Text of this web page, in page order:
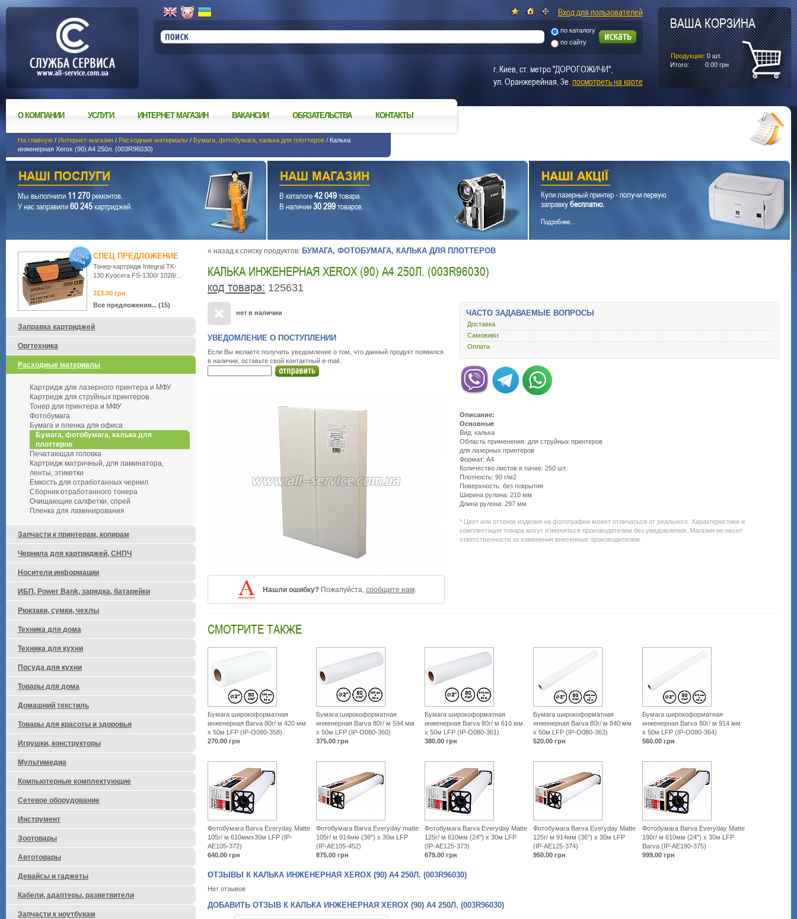
О КОМПАНИИ УСЛУГИ ИНТЕРНЕТ МАГАЗИН ВАКАНСИИ ОБЯЗАТЕЛЬСТВА КОНТАКТЫ
На главную / Интернет-магазин / Расходные материалы / Бумага, фотобумага, калька для плоттеров / Калька
инженерная Xerox (90) A4 250л. (003R96030)
Мы выполнили11 270ремонтов.
У нас заправили60 245картриджей.
В каталоге42 049товара.
В наличии30 299товаров.
Купи лазерный принтер - получи первую
заправкубесплатно.
Подробнее...
« назад к списку продуктов: БУМАГА, ФОТОБУМАГА, КАЛЬКА ДЛЯ ПЛОТТЕРОВ
КАЛЬКА ИНЖЕНЕРНАЯ XEROX (90) A4 250Л. (003R96030)
код товара: 125631
нет в наличии
УВЕДОМЛЕНИЕ О ПОСТУПЛЕНИИ
Если Вы желаете получить уведомление о том, что данный продукт появился
в наличии, оставьте свой контактный e-mail.
Нашли ошибку? Пожалуйста, сообщите нам.
ЧАСТО ЗАДАВАЕМЫЕ ВОПРОСЫ
Доставка
Самовивіз
Оплата
Описание:
Основные
Вид: калька
Область применения: для струйных принтеров
для лазерных принтеров
Формат: А4
Количество листов в пачке: 250 шт.
Плотность: 90 г/м2
Поверхность: без покрытия
Ширина рулона: 210 мм
Длина рулона: 297 мм
service.com.uacatalog/1119-
rashodnye-
materialy/1120-
* Цвет или оттенок изделия на фотографии может отличаться от реального. Характеристики и
комплектация товара могут изменяться производителем без уведомления. Магазин не несет
ответственности за изменения внесенные производителем.
СМОТРИТЕ ТАКЖЕ
Бумага широкоформатная
инженерная Barva 80г/ м 420 мм
x 50м LFP (IP-O080-358)
Бумага широкоформатная
инженерная Barva 80г/ м 594 мм
x 50м LFP (IP-O080-360)
Бумага широкоформатная
инженерная Barva 80г/ м 610 мм
x 50м LFP (IP-O080-361)
Бумага широкоформатная
инженерная Barva 80г/ м 840 мм
x 50м LFP (IP-O080-363)
Бумага широкоформатная
инженерная Barva 80г/ м 914 мм
x 50м LFP (IP-O080-364)
270.00 грн 375.00 грн 380.00 грн 520.00 грн 560.00 грн
Фотобумага Barva Everyday Matte
105г/ м 610ммх30м LFP (IP-
AE105-372)
Фотобумага Barva Everyday matte
105г/ м 914мм (36") x 30м LFP
(IP-AE105-452)
Фотобумага Barva Everyday Matte
125г/ м 610мм (24") x 30м LFP
(IP-AE125-373)
Фотобумага Barva Everyday Matte
125г/ м 914мм (36") x 30м LFP
(IP-AE125-374)
Фотобумага Barva Everyday Matte
190г/ м 610мм (24") x 30м LFP
Barva (IP-AE190-375)
640.00 грн 875.00 грн 679.00 грн 950.00 грн 999.00 грн
ОТЗЫВЫ К КАЛЬКА ИНЖЕНЕРНАЯ XEROX (90) A4 250Л. (003R96030)
Нет отзывов
ДОБАВИТЬ ОТЗЫВ К КАЛЬКА ИНЖЕНЕРНАЯ XEROX (90) A4 250Л. (003R96030)
СПЕЦ ПРЕДЛОЖЕНИЕ
Тонер-картридж Integral TK-
130 Kyocera FS-1300/ 1028/...
313.00 грн
Все предложения... (15)
Заправка картриджей
Оргтехника
Расходные материалы
Картридж для лазерного принтера и МФУ
Картридж для струйных принтеров
Тонер для принтера и МФУ
Фотобумага
Бумага и пленка для офиса
Бумага, фотобумага, калька для
плоттеров
Печатающая головка
Картридж матричный, для ламинатора,
ленты, этикетки
Емкость для отработанных чернил
Сборник отработанного тонера
Очищающие салфетки, спрей
Пленка для ламинирования
Запчасти к принтерам, копирам
Чернила для картриджей, СНПЧ
Носители информации
ИБП, Power Bank, зарядка, батарейки
Рюкзаки, сумки, чехлы
Техника для дома
Техника для кухни
Посуда для кухни
Товары для дома
Домашний текстиль
Товары для красоты и здоровья
Игрушки, конструкторы
Мультимедиа
Компьютерные комплектующие
Сетевое оборудование
Инструмент
Зоотовары
Автотовары
Девайсы и гаджеты
Кабели, адаптеры, разветвители
Запчасти к ноутбукам
ВАША КОРЗИНА
Продукции: 0шт.
Итого:
0.00 грн
Вход для пользователей
по каталогу
по сайту
г. Киев, ст. метро "ДОРОГОЖИЧИ",
ул. Оранжерейная, 3е.посмотреть на карте